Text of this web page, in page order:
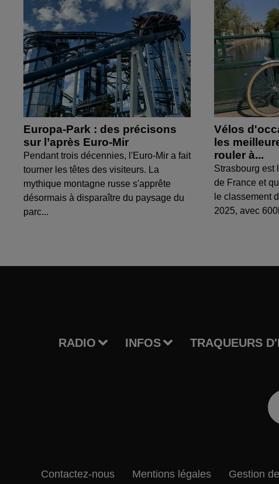
Europa-Park : des précisons
sur l’après Euro-Mir
Pendant trois décennies, l'Euro-Mir a fait
tourner les têtes des visiteurs. La
mythique montagne russe s'apprête
désormais à disparaître du paysage du
parc...
Vélos
les
rouler à...
Strasbourg est
de France et
le classement
2025, avec
RADIO INFOS TRAQUEURS
Contactez-nous Mentions légales Gestion